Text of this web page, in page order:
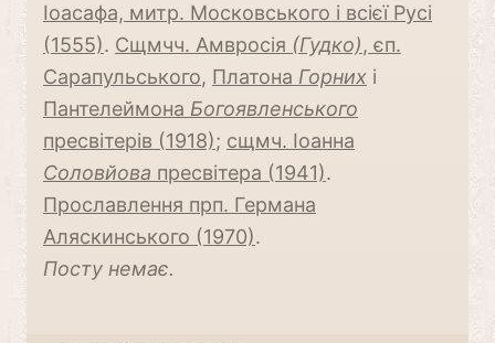
Іоасафа, митр. Московського і всієї Русі
(1555). Сщмчч. Амвросія (Гудко), єп.
Сарапульського, Платона Горнихі
Пантелеймона Богоявленського
пресвітерів (1918); сщмч. Іоанна
Соловйова пресвітера (1941).
Прославлення прп. Германа
Аляскинського (1970).
Посту немає.